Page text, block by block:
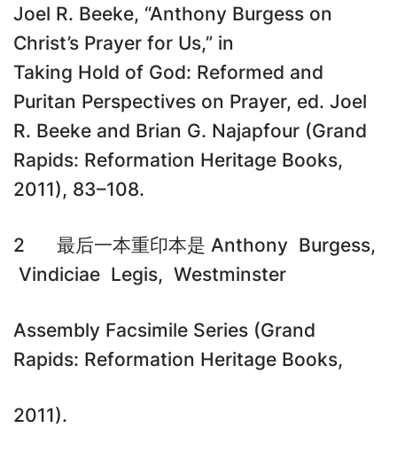
Joel R. Beeke, “Anthony Burgess on
Christ’s Prayer for Us,” in
Taking Hold of God: Reformed and
Puritan Perspectives on Prayer, ed. Joel
R. Beeke and Brian G. Najapfour (Grand
Rapids: Reformation Heritage Books,
2011), 83–108.
2 最后一本重印本是 Anthony Burgess,
Vindiciae Legis, Westminster
Assembly Facsimile Series (Grand
Rapids: Reformation Heritage Books,
2011).